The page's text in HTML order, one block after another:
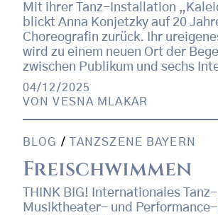
Mit ihrer Tanz-Installation
blickt Anna Konjetzky auf 20
Choreografin zurück. Ihr
wird zu einem neuen Ort der
zwischen Publikum und sechs
04/12/2025
VONVESNA MLAKAR
BLOG / TANZSZENE BAYERN
Freischwimmen
THINK BIG! Internationales
Musiktheater- und